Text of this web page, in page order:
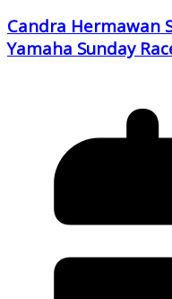
Candra Hermawan
Yamaha Sunday